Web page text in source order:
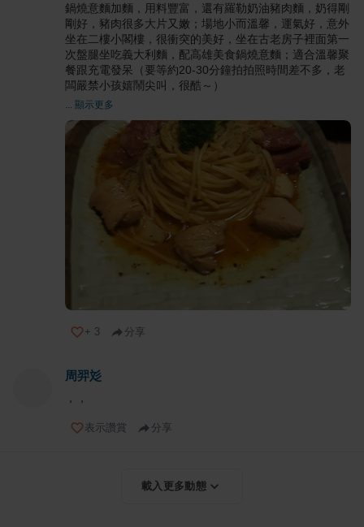
鍋燒意麵加麵，用料豐富，還有羅勒奶油豬肉麵，奶得剛
剛好，豬肉很多大片又嫩；場地小而溫馨，運氣好，意外
坐在二樓小閣樓，很衝突的美好，坐在古老房子裡面第一
次盤腿坐吃義大利麵，配高雄美食鍋燒意麵；適合溫馨聚
餐跟充電發呆（要等約20-30分鐘拍拍照時間差不多，老
闆嚴禁小孩嬉鬧尖叫，很酷～）
... 顯示更多
+ 3 分享
周羿彣
，，
表示讚賞 分享
載入更多動態